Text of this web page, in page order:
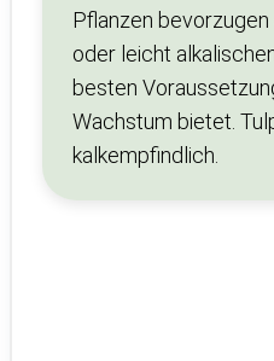
Pflanzen
oder leicht
besten
Wachstum bietet.
kalkempfindlich.